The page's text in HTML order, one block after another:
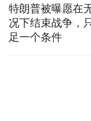
特朗普被曝愿在
况下结束战争，
足一个条件